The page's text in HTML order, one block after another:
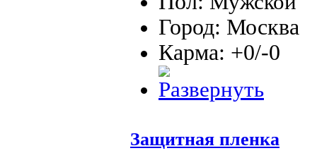
Город: Москва
Карма: +0/-0
Защитная пленка